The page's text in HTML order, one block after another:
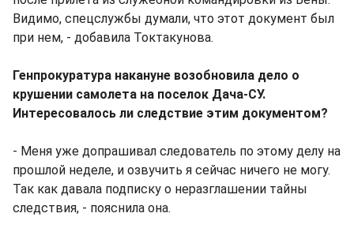
Видимо, спецслужбы думали, что этот документ был
при нем, - добавила Токтакунова.
Генпрокуратура накануне возобновила дело о
крушении самолета на поселок Дача-СУ.
Интересовалось ли следствие этим документом?
- Меня уже допрашивал следователь по этому делу на
прошлой неделе, и озвучить я сейчас ничего не могу.
Так как давала подписку о неразглашении тайны
следствия, - пояснила она.